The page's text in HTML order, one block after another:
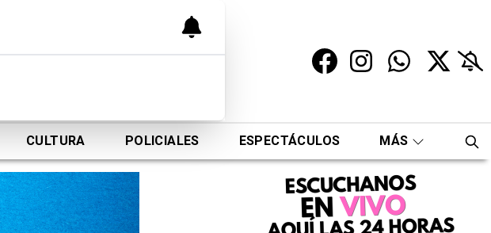
CULTURA POLICIALES ESPECTÁCULOS MÁS